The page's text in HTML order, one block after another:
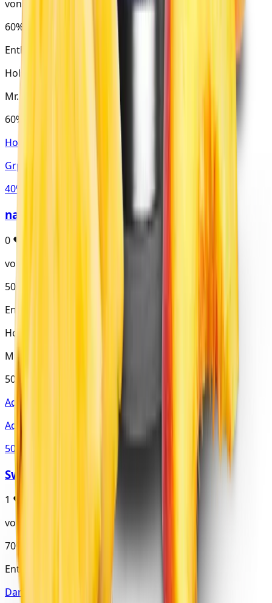
von V057R4
60%
Enthält Mr. John
Holster · Virginia
Mr. John
60%
Holster · Virginia
Grp 2.0
40%
nasseanna
0 ♥
von Ruhr_Pottler_97
50%
Enthält Mr. John
Holster · Virginia
Mr. John
50%
Aqua Mentha
Aqua Pynapl
50%
SweetJohn
1 ♥
von CanCabi90
70%
Enthält Mr. John
Darkside · Base Line